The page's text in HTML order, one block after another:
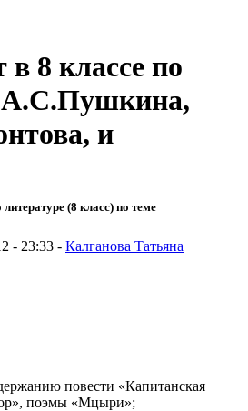
в 8 классе по
А.С.Пушкина,
и
(8 класс) по теме
- 23:33 - Калганова Татьяна
повести «Капитанская
поэмы «Мцыри»;